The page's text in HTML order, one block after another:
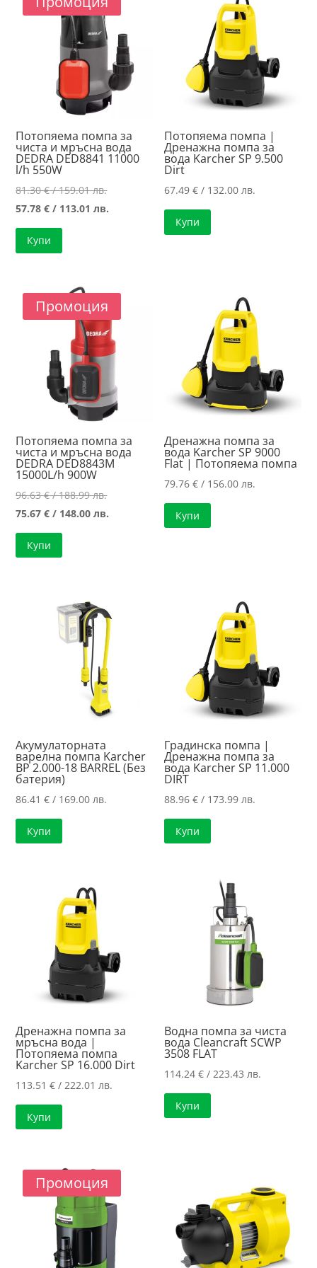
Потопяема помпа за
чиста и мръсна вода
DEDRA DED8841 11000
l/h 550W
81.30€/ 159.01 лв.Original
price
57.78€ / 113.01 лв.
Купи
Потопяема помпа |
Дренажна помпа за
вода Karcher SP 9.500
Dirt
67.49€ / 132.00 лв.
Купи
Промоция
Потопяема помпа за
чиста и мръсна вода
DEDRA DED8843M
15000L/h 900W
96.63€/ 188.99 лв.Original
price
75.67€ / 148.00 лв.
Купи
Дренажна помпа за
вода Karcher SP 9000
Flat | Потопяема помпа
79.76€ / 156.00 лв.
Купи
Акумулаторната
варелна помпа Karcher
BP 2.000-18 BARREL (Без
батерия)
86.41€ / 169.00 лв.
Купи
Градинска помпа |
Дренажна помпа за
вода Karcher SP 11.000
DIRT
88.96€ / 173.99 лв.
Купи
Дренажна помпа за
мръсна вода |
Потопяема помпа
Karcher SP 16.000 Dirt
113.51€ / 222.01 лв.
Купи
Водна помпа за чиста
вода Cleancraft SCWP
3508 FLAT
114.24€ / 223.43 лв.
Купи
Промоция